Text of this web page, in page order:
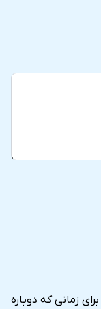
زمانی که دوباره